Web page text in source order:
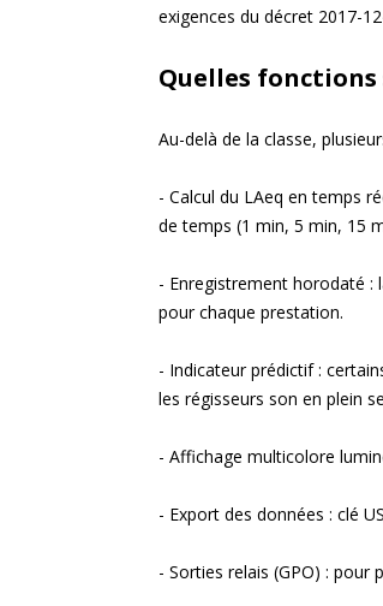
exigences du décret 2017-
Quelles
Au-delà de la classe,
- Calcul du LAeq en temps
de temps (1 min, 5 min, 15
- Enregistrement horodaté :
pour chaque prestation.
- Indicateur prédictif :
les régisseurs son en plein
- Affichage multicolore
- Export des données : clé
- Sorties relais (GPO) :